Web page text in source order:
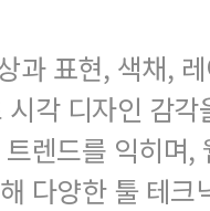
과 표현, 색채,
시각 디자인 감
렌드를 익히며,
다양한 툴 테크